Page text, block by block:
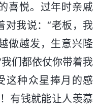
喜悦。过年时亲戚
对我说：“老板，我
做越发，生意兴隆
们都依仗你带着我
这种众星捧月的感
有钱就能让人羡慕